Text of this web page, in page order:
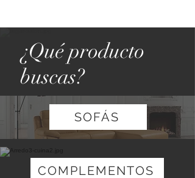
¿Qué producto
buscas?
SOFÁS
COMPLEMENTOS